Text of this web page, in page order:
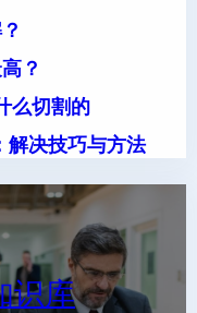
？
么切割的
解决技巧与方法
识库